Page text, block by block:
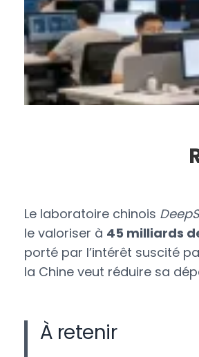
Le laboratoire chinois
le valoriser à 45 milliards
porté par l’intérêt suscité
la Chine veut réduire sa
À retenir